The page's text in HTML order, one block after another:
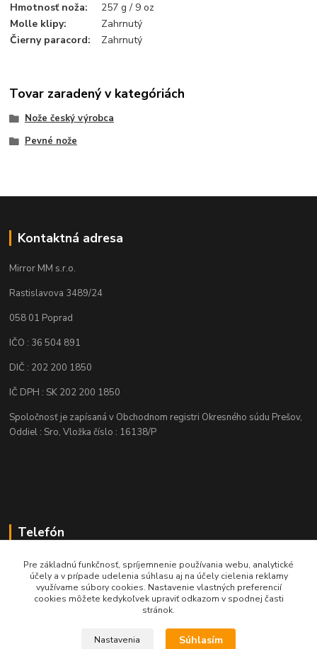
Hmotnosť noža:
257 g / 9 oz
Molle klipy:
Zahrnutý
Čierny paracord: Zahrnutý
Tovar zaradený v kategóriách
Nože český výrobca
Pevné nože
Kontaktná adresa
Mirror MM s.r.o.
Rastislavova 3489/24
058 01 Poprad
IČO : 36 504 891
DIČ : 202 200 1850
IČ DPH : SK 202 200 1850
Spoločnosť je zapísaná v Obchodnom registri Okresného súdu Prešov,
Oddiel : Sro, Vložka číslo : 16138/P
Telefón
+421 905 622 625
obchod@nozeplus.sk
Pre základnú funkčnosť, spríjemnenie používania webu, analytické
účely a v prípade udelenia súhlasu aj na účely cielenia reklamy
využívame súbory cookies. Nastavenie vlastných preferencií
cookies môžete kedykoľvek upraviť odkazom v spodnej časti
stránok.
Nastavenia Súhlasím